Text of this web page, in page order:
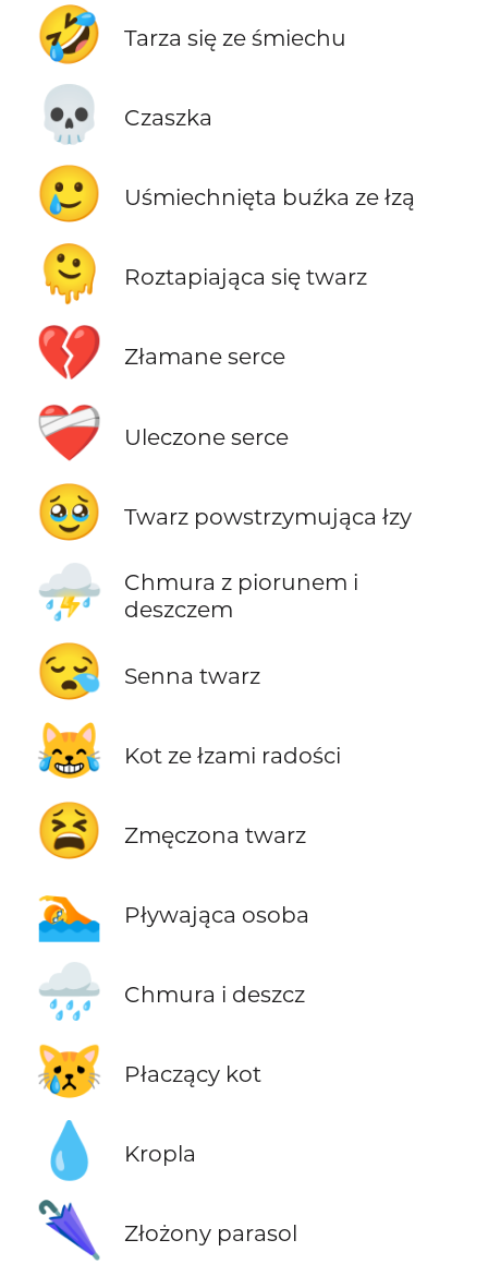
🤣 Tarza się ze śmiechu
💀 Czaszka
🥲 Uśmiechnięta buźka ze łzą
🫠 Roztapiająca się twarz
💔 Złamane serce
❤️‍🩹 Uleczone serce
🥹 Twarz powstrzymująca łzy
⛈️
Chmura z piorunem i
deszczem
😪 Senna twarz
😹 Kot ze łzami radości
😫 Zmęczona twarz
🏊 Pływająca osoba
🌧️ Chmura i deszcz
😿 Płaczący kot
💧 Kropla
🌂 Złożony parasol